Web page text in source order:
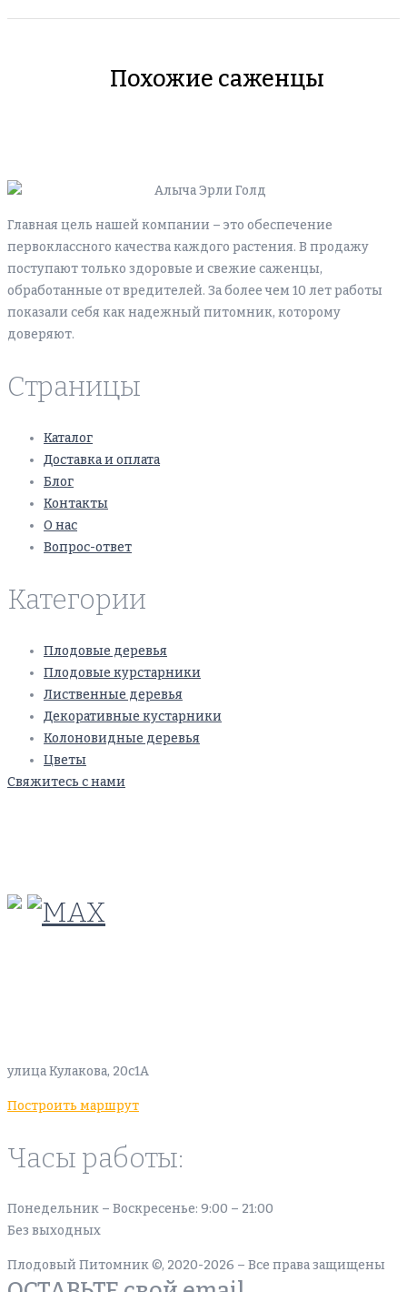
Похожие саженцы
Главная цель нашей компании – это обеспечение
первоклассного качества каждого растения. В продажу
поступают только здоровые и свежие саженцы,
обработанные от вредителей. За более чем 10 лет работы
показали себя как надежный питомник, которому
доверяют.
Страницы
Каталог
Доставка и оплата
Блог
Контакты
О нас
Вопрос-ответ
Категории
Плодовые деревья
Плодовые курстарники
Лиственные деревья
Декоративные кустарники
Колоновидные деревья
Цветы
Свяжитесь с нами
улица Кулакова, 20с1А
Построить маршрут
Часы работы:
Понедельник – Воскресенье: 9:00 – 21:00
Без выходных
Плодовый Питомник ©, 2020-2026 – Все права защищены